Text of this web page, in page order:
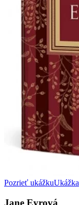
Pozrieť ukážkuUkážka
Jane Eyrová